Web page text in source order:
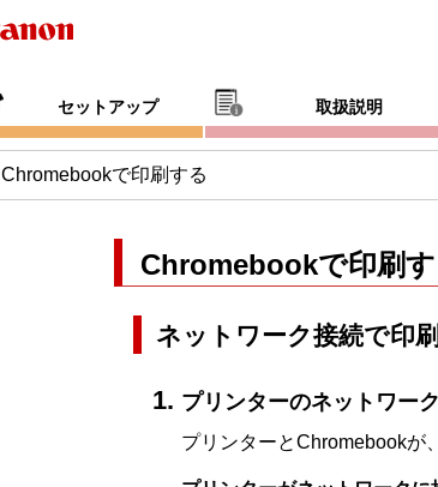
セットアップ 取扱説明
Chromebookで印刷する
Chromebookで印刷
ネットワーク接続で印
プリンターのネットワー
プリンターとChromebookが